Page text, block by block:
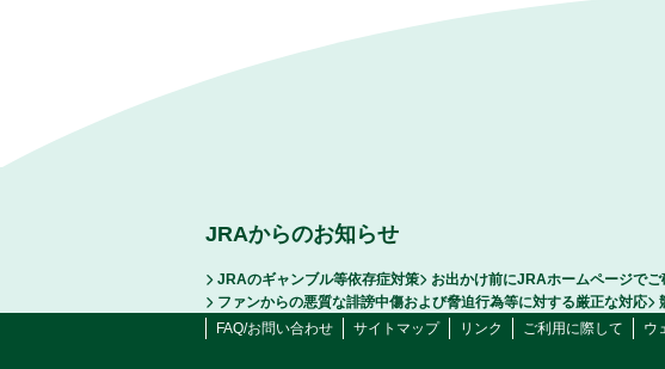
JRAからのお知らせ
JRAのギャンブル等依存症対策 お出かけ前にJRAホームページでご
ファンからの悪質な誹謗中傷および脅迫行為等に対する厳正な対応
FAQ/お問い合わせ
サイトマップ リンク ご利用に際して ウ